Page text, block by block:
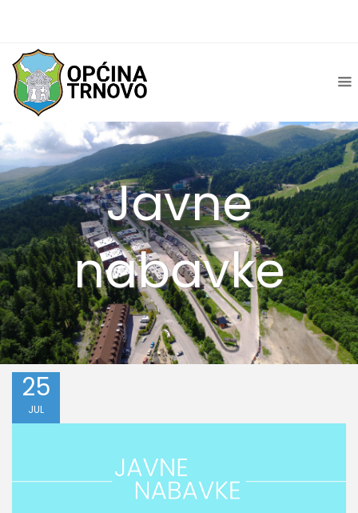
Javne
nabavke
25
JUL